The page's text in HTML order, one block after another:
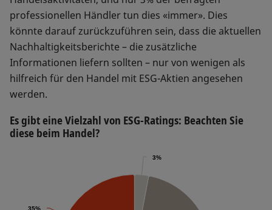
professionellen Händler tun dies «immer». Dies
könnte darauf zurückzuführen sein, dass die aktuellen
Nachhaltigkeitsberichte – die zusätzliche
Informationen liefern sollten – nur von wenigen als
hilfreich für den Handel mit ESG-Aktien angesehen
werden.
Es gibt eine Vielzahl von ESG-Ratings: Beachten Sie
diese beim Handel?
3%
3%
35%
35%